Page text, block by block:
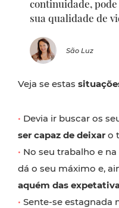
continuidade,
sua qualidade de
São Luz
Veja se estas
• Devia ir buscar os
ser capaz de deixar o
• No seu trabalho e
dá o seu máximo e,
aquém das
• Sente-se estagnada